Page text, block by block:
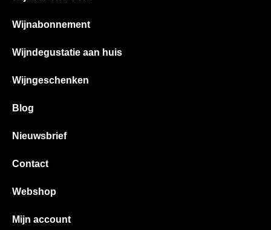
Wijnabonnement
Wijndegustatie aan huis
Wijngeschenken
Blog
Nieuwsbrief
Contact
Webshop
Mijn account